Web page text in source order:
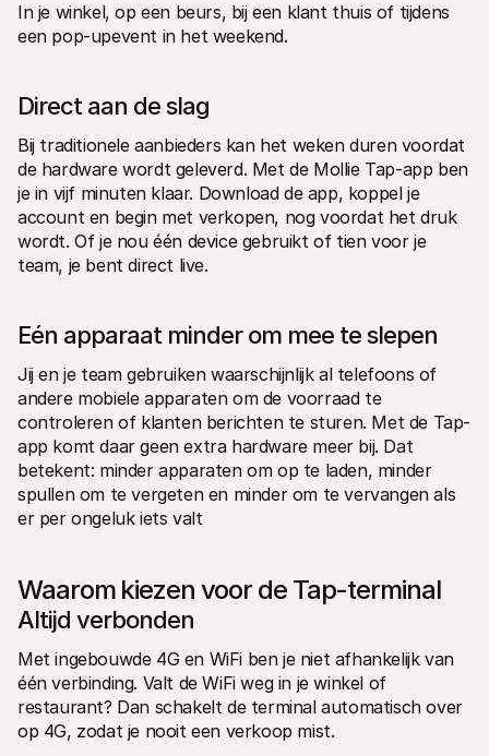
In je winkel, op een beurs, bij een klant thuis of tijdens
een pop-upevent in het weekend.
Direct aan de slag
Bij traditionele aanbieders kan het weken duren voordat
de hardware wordt geleverd. Met de Mollie Tap-app ben
je in vijf minuten klaar. Download de app, koppel je
account en begin met verkopen, nog voordat het druk
wordt. Of je nou één device gebruikt of tien voor je
team, je bent direct live.
Eén apparaat minder om mee te slepen
Jij en je team gebruiken waarschijnlijk al telefoons of
andere mobiele apparaten om de voorraad te
controleren of klanten berichten te sturen. Met de Tap-
app komt daar geen extra hardware meer bij. Dat
betekent: minder apparaten om op te laden, minder
spullen om te vergeten en minder om te vervangen als
er per ongeluk iets valt
Waarom kiezen voor de Tap-terminal
Altijd verbonden
Met ingebouwde 4G en WiFi ben je niet afhankelijk van
één verbinding. Valt de WiFi weg in je winkel of
restaurant? Dan schakelt de terminal automatisch over
op 4G, zodat je nooit een verkoop mist.